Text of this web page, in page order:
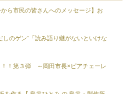
ら市民の皆さんへのメッセージ】お
しのゲン”「読み語り継がないといけな
！第３弾 ～岡田市長×ピアチェーレ